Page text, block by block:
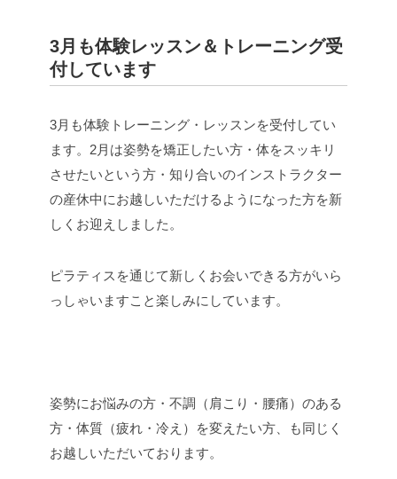
3月も体験レッスン＆トレーニング受
付しています
3月も体験トレーニング・レッスンを受付してい
ます。2月は姿勢を矯正したい方・体をスッキリ
させたいという方・知り合いのインストラクター
の産休中にお越しいただけるようになった方を新
しくお迎えしました。
ピラティスを通じて新しくお会いできる方がいら
っしゃいますこと楽しみにしています。
姿勢にお悩みの方・不調（肩こり・腰痛）のある
方・体質（疲れ・冷え）を変えたい方、も同じく
お越しいただいております。